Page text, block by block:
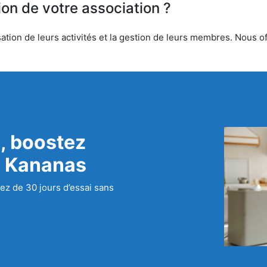
de votre association ?
de leurs activités et la gestion de leurs membres.
boostez
de 30 jours d’essai sans